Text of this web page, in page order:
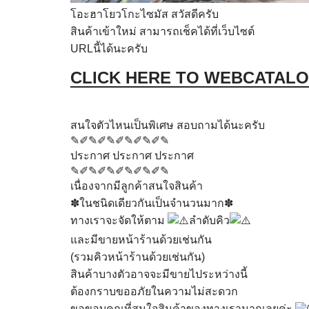
โอะฮาโยวโกะไซมัส สวัสดีครับ
สินค้าเข้าใหม่ สามารถเช็คได้ที่เว็บไซต์
URLนี้ได้นะครับ
CLICK HERE TO
สนใจตัวไหนเป็นพิเศษ สอบถามได้นะครับ
✎✐✎✐✎✐✎✐✎✐✎
ประกาศ ประกาศ ประกาศ
✎✐✎✐✎✐✎✐✎✐✎
เนื่องจากมีลูกค้าสนใจสินค้า
✽ในชนิดเดียวกันเป็นจำนวนมาก✽
ทางเราจะจัดให้ตาม
ลำดับคิว
และมีขายหน้าร้านด้วยเช่นกัน
(รวมคิวหน้าร้านด้วยเช่นกัน)
สินค้าบางตัวอาจจะมีขายไประหว่างนี้
ต้องกราบขออภัยในความไม่สะดวก